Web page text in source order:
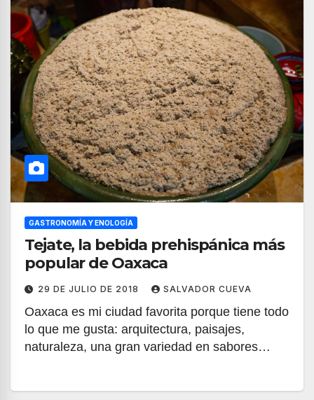
GASTRONOMÍA Y ENOLOGÍA
Tejate, la bebida prehispánica más
popular de Oaxaca
29 DE JULIO DE 2018 SALVADOR CUEVA
Oaxaca es mi ciudad favorita porque tiene todo
lo que me gusta: arquitectura, paisajes,
naturaleza, una gran variedad en sabores…